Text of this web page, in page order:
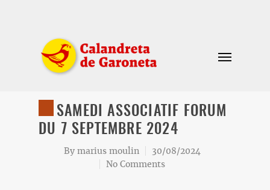
SAMEDI ASSOCIATIF FORUM
DU 7 SEPTEMBRE 2024
By marius moulin
30/08/2024
No Comments